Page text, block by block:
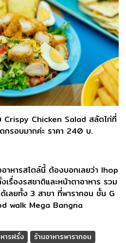
Crispy Chicken Salad สลัดไก่ที่
กรอบมากค่ะ ราคา 240 บ.
าหารสไตล์นี้ ต้องบอกเลยว่า Ihop
เรื่องรสชาติและหน้าตาอาหาร รวม
เลยทั้ง 3 สาขา ที่พารากอน ชั้น G
walk Mega Bangna
ารฝรั่ง
ร้านอาหารพารากอน